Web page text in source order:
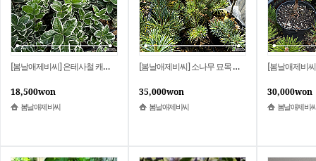
[봄날애제비씨] 은테사철 캐시 포트묘 상록관목 울타리 조경수
18,500won
봄날애제비씨
[봄날애제비씨] 소나무 묘목 특선 2.취설금 접목3년 포트묘
35,000won
봄날애제비씨
30,000won
봄날애제비